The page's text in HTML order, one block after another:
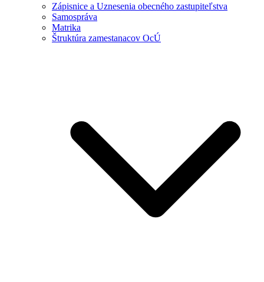
Zápisnice a Uznesenia obecného zastupiteľstva
Samospráva
Matrika
Štruktúra zamestanacov OcÚ